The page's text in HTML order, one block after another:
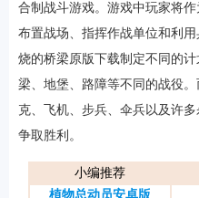
合制战斗游戏。游戏中玩家将
布置战场、指挥作战单位和利
烧的桥梁原版下载制定不同的
梁、地堡、路障等不同的战役
克、飞机、步兵、伞兵以及许
争取胜利。
小编推荐
植物总动员安卓版